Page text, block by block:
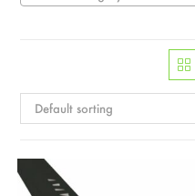
Default sorting